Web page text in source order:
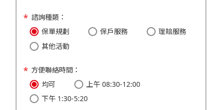
諮詢種類：
保單規劃
保戶服務
理賠服務
其他活動
方便聯絡時間：
均可
上午 08:30-12:00
下午 1:30-5:20